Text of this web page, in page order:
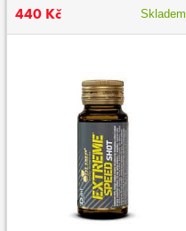
440 Kč Skladem